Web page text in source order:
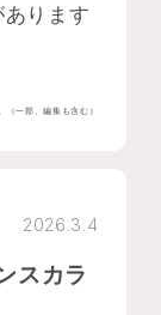
ります
す。
一部、編集も含む）
2026.3.4
スカラ